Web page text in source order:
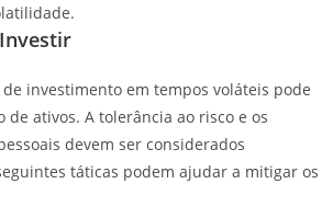
investimento em tempos voláteis pode
de ativos. A tolerância ao risco e os
devem ser considerados
táticas podem ajudar a mitigar os